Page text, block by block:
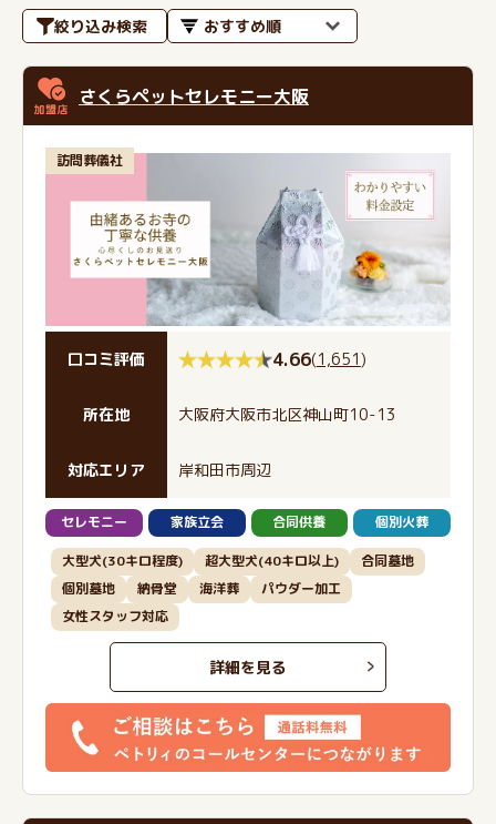
絞り込み検索
さくらペットセレモニー大阪
訪問葬儀社
口コミ評価 4.66(1,651)
所在地 大阪府大阪市北区神山町10-13
対応エリア 岸和田市周辺
セレモニー 家族立会 合同供養 個別火葬
大型犬(30キロ程度) 超大型犬(40キロ以上)
合同墓地
個別墓地
納骨堂 海洋葬
パウダー加工
女性スタッフ対応
詳細を見る